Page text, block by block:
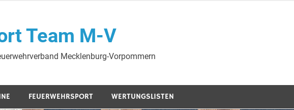
Team M-V
Mecklenburg-Vorpommern
FEUERWEHRSPORT WERTUNGSLISTEN